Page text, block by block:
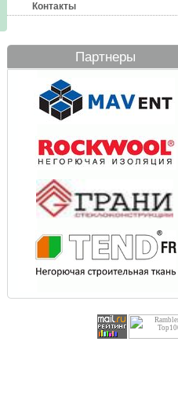
Контакты
Партнеры